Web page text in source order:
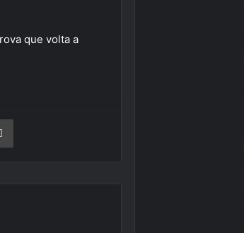
que volta a
Imprimir